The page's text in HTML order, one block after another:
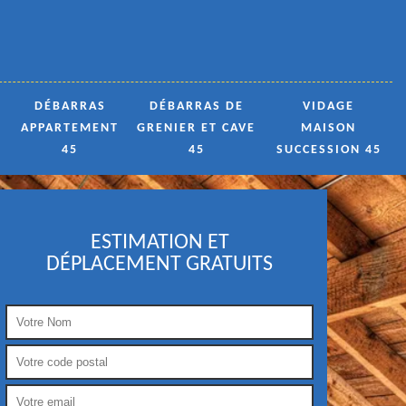
DÉBARRAS
APPARTEMENT
45
DÉBARRAS DE
GRENIER ET CAVE
45
VIDAGE
MAISON
SUCCESSION 45
ESTIMATION ET
DÉPLACEMENT GRATUITS